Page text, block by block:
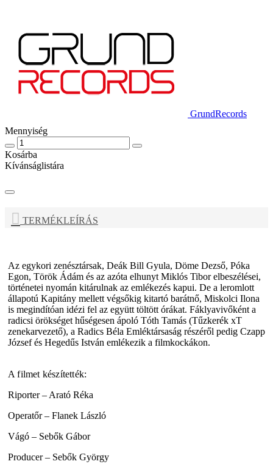
GrundRecords
Mennyiség
Kosárba
Kívánságlistára
TERMÉKLEÍRÁS
Az egykori zenésztársak, Deák Bill Gyula, Döme Dezső, Póka
Egon, Török Ádám és az azóta elhunyt Miklós Tibor elbeszélései,
történetei nyomán kitárulnak az emlékezés kapui. De a leromlott
állapotú Kapitány mellett végsőkig kitartó barátnő, Miskolci Ilona
is megindítóan idézi fel az együtt töltött órákat. Fáklyavivőként a
radicsi örökséget hűségesen ápoló Tóth Tamás (Tűzkerék xT
zenekarvezető), a Radics Béla Emléktársaság részéről pedig Czapp
József és Hegedűs István emlékezik a filmkockákon.
A filmet készítették:
Riporter – Arató Réka
Operatőr – Flanek László
Vágó – Sebők Gábor
Producer – Sebők György